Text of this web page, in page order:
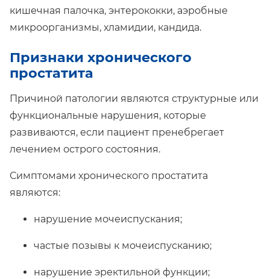
кишечная палочка, энтерококки, аэробные
микроорганизмы, хламидии, кандида.
Признаки хронического
простатита
Причиной патологии являются структурные или
функциональные нарушения, которые
развиваются, если пациент пренебрегает
лечением острого состояния.
Симптомами хронического простатита
являются:
нарушение мочеиспускания;
частые позывы к мочеиспусканию;
нарушение эректильной функции;